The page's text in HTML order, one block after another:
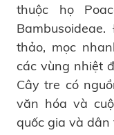
thuộc họ
thảo, mọc
các vùng nhiệt
Cây tre có
văn hóa và
quốc gia và dân